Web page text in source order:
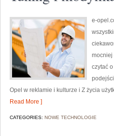
e-
mocniej
czytać
Opel w reklamie i kulturze i Z życia
Read More ]
CATEGORIES: NOWE TECHNOLOGIE